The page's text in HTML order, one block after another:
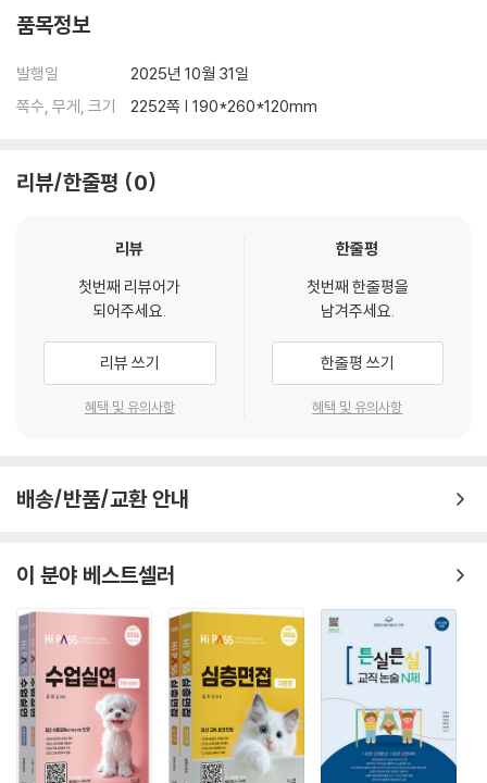
PART 03 2026 평가원 출제 실전 문제 채점기준표 463
PART 04 2026 전국 범용 실전 문제 채점기준표 511
1권 기본·실전편
제1장 수업실연개관
PART 01 좋은 수업이란? 08
Ⅰ 수업실연이란? 18
Ⅱ 수업실연 출제 경향 19
Ⅲ 수업실연 준비 Tip 20
Ⅴ 수업실연 Q&A 40
PART 03 수업실연 참고자료 43
PART 04 수업실연 배경지식자료 56
PART 01 수업설계역량(경기ㆍ대구ㆍ세종) 78
PART 02 반성적 성찰(서울) 88
PART 04 수업성찰(충북) 99
제3장 실전문제
PART 01 실전문제(전국공용) 102
PART 02 구상예시(전국공용) 203
PART 03 수업 설계 실전문제(경기ㆍ대구ㆍ세종) 269
PART 04 실전문제(공동출제지역교육청) 286
PART 05 구상예시(공동출제지역교육청) 300
품목정보
발행일
2025년 10월 31일
쪽수, 무게, 크기
2252쪽 | 190*260*120mm
리뷰/한줄평 0
리뷰
첫번째 리뷰어가
되어주세요.
리뷰 쓰기
혜택 및 유의사항
한줄평
첫번째 한줄평을
남겨주세요.
한줄평 쓰기
혜택 및 유의사항
배송/반품/교환 안내
이 분야 베스트셀러